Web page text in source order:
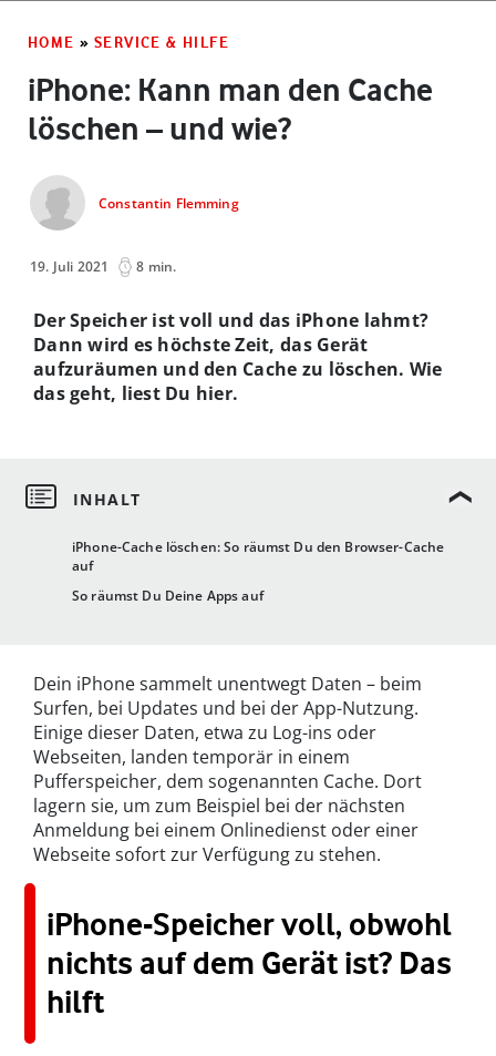
HOME » SERVICE & HILFE
iPhone: Kann man den Cache
löschen – und wie?
Constantin Flemming
19. Juli 2021 8 min.
iPhone-Cache löschen: So räumst Du den Browser-Cache
auf
So räumst Du Deine Apps auf
Der Speicher ist voll und das iPhone lahmt?
Dann wird es höchste Zeit, das Gerät
aufzuräumen und den Cache zu löschen. Wie
das geht, liest Du hier.
Dein iPhone sammelt unentwegt Daten – beim
Surfen, bei Updates und bei der App-Nutzung.
Einige dieser Daten, etwa zu Log-ins oder
Webseiten, landen temporär in einem
Pufferspeicher, dem sogenannten Cache. Dort
lagern sie, um zum Beispiel bei der nächsten
Anmeldung bei einem Onlinedienst oder einer
Webseite sofort zur Verfügung zu stehen.
iPhone-Speicher voll, obwohl
nichts auf dem Gerät ist? Das
hilft